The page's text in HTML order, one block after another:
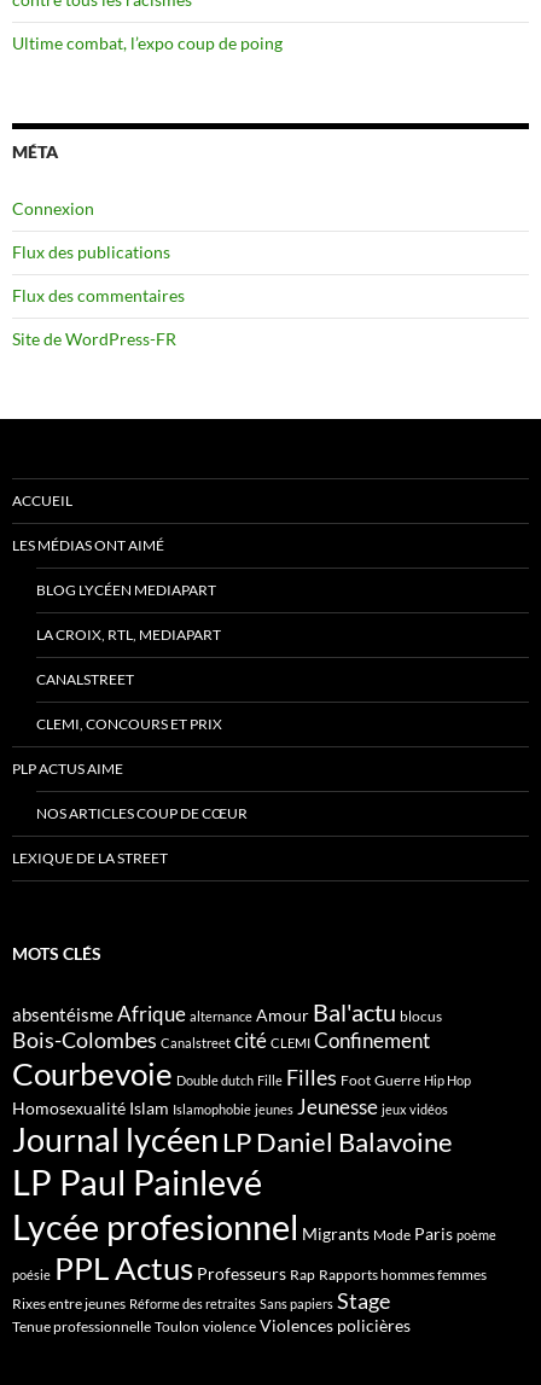
Ultime combat, l’expo coup de poing
MÉTA
Connexion
Flux des publications
Flux des commentaires
Site de WordPress-FR
ACCUEIL
LES MÉDIAS ONT AIMÉ
BLOG LYCÉEN MEDIAPART
LA CROIX, RTL, MEDIAPART
CANALSTREET
CLEMI, CONCOURS ET PRIX
PLP ACTUS AIME
NOS ARTICLES COUP DE CŒUR
LEXIQUE DE LA STREET
MOTS CLÉS
absentéismeAfrique alternance Amour Bal'actu blocus
Bois-Colombes Canalstreet cité CLEMI Confinement
Courbevoie Double dutch Fille Filles Foot Guerre Hip Hop
Homosexualité Islam Islamophobie jeunes Jeunesse jeux vidéos
Journal lycéenLP Daniel Balavoine
LP Paul Painlevé
Lycée profesionnel Migrants Mode Paris poème
poésie PPL Actus Professeurs Rap Rapports hommes femmes
Rixes entre jeunes Réforme des retraites Sans papiers Stage
Tenue professionnelle Toulon violence Violences policières